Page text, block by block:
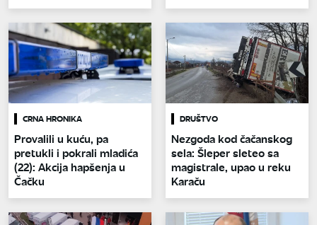
CRNA HRONIKA
Provalili u kuću, pa
pretukli i pokrali mladića
(22): Akcija hapšenja u
Čačku
DRUŠTVO
Nezgoda kod čačanskog
sela: Šleper sleteo sa
magistrale, upao u reku
Karaču